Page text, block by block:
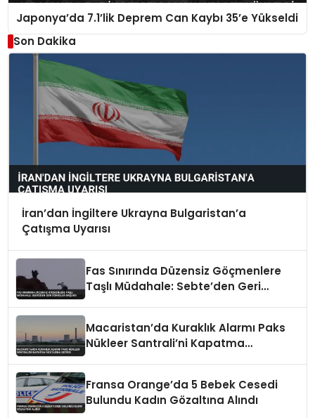
Japonya’da 7.1’lik Deprem Can Kaybı 35’e Yükseldi
Son Dakika
İran’dan İngiltere Ukrayna Bulgaristan’a
Çatışma Uyarısı
Fas Sınırında Düzensiz Göçmenlere
Taşlı Müdahale: Sebte’den Geri
Macaristan’da Kuraklık Alarmı Paks
Nükleer Santrali’ni Kapatma
Fransa Orange’da 5 Bebek Cesedi
Bulundu Kadın Gözaltına Alındı